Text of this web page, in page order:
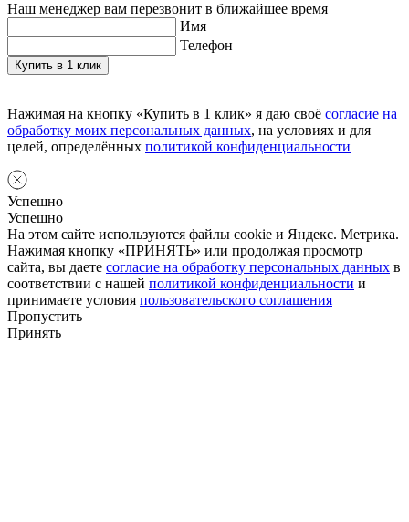
Наш менеджер вам перезвонит в ближайшее время
Имя
Телефон
Нажимая на кнопку «Купить в 1 клик» я даю своё согласие на
обработку моих персональных данных, на условиях и для
целей, определённых политикой конфиденциальности
Успешно
Успешно
На этом сайте используются файлы cookie и Яндекс. Метрика.
Нажимая кнопку «ПРИНЯТЬ» или продолжая просмотр
сайта, вы даете согласие на обработку персональных данных в
соответствии с нашей политикой конфиденциальности и
принимаете условия пользовательского соглашения
Пропустить
Принять